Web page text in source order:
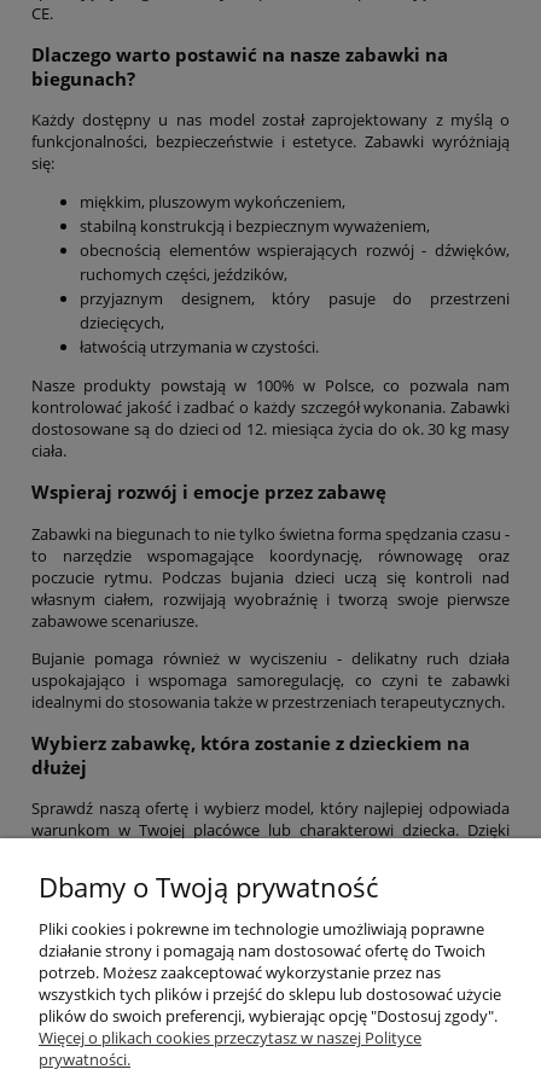
CE.
Dlaczego warto postawić na nasze zabawki na
biegunach?
Każdy dostępny u nas model został zaprojektowany z myślą o
funkcjonalności, bezpieczeństwie i estetyce. Zabawki wyróżniają
się:
miękkim, pluszowym wykończeniem,
stabilną konstrukcją i bezpiecznym wyważeniem,
obecnością elementów wspierających rozwój - dźwięków,
ruchomych części, jeździków,
przyjaznym designem, który pasuje do przestrzeni
dziecięcych,
łatwością utrzymania w czystości.
Nasze produkty powstają w 100% w Polsce, co pozwala nam
kontrolować jakość i zadbać o każdy szczegół wykonania. Zabawki
dostosowane są do dzieci od 12. miesiąca życia do ok. 30 kg masy
ciała.
Wspieraj rozwój i emocje przez zabawę
Zabawki na biegunach to nie tylko świetna forma spędzania czasu -
to narzędzie wspomagające koordynację, równowagę oraz
poczucie rytmu. Podczas bujania dzieci uczą się kontroli nad
własnym ciałem, rozwijają wyobraźnię i tworzą swoje pierwsze
zabawowe scenariusze.
Bujanie pomaga również w wyciszeniu - delikatny ruch działa
uspokajająco i wspomaga samoregulację, co czyni te zabawki
idealnymi do stosowania także w przestrzeniach terapeutycznych.
Wybierz zabawkę, która zostanie z dzieckiem na
dłużej
Sprawdź naszą ofertę i wybierz model, który najlepiej odpowiada
warunkom w Twojej placówce lub charakterowi dziecka. Dzięki
inne zabawki bujane to inwestycja w radość, rozwój i dobre
samopoczucie najmłodszych.
Pomoc
Dostawa
Dbamy o Twoją prywatność
Pliki cookies i pokrewne im technologie umożliwiają poprawne
działanie strony i pomagają nam dostosować ofertę do Twoich
potrzeb. Możesz zaakceptować wykorzystanie przez nas
wszystkich tych plików i przejść do sklepu lub dostosować użycie
plików do swoich preferencji, wybierając opcję "Dostosuj zgody".
Więcej o plikach cookies przeczytasz w naszej Polityce
prywatności.